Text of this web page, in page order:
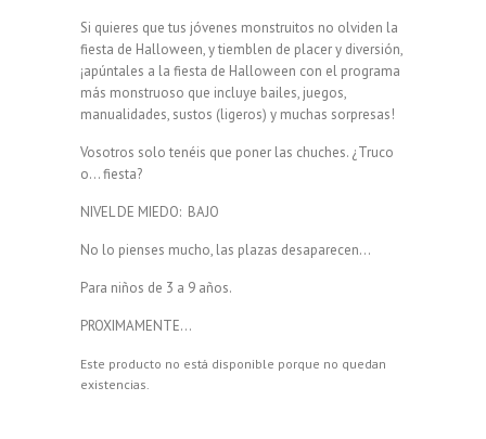
Si quieres que tus jóvenes monstruitos no olviden la
fiesta de Halloween, y tiemblen de placer y diversión,
¡apúntales a la fiesta de Halloween con el programa
más monstruoso que incluye bailes, juegos,
manualidades, sustos (ligeros) y muchas sorpresas!
Vosotros solo tenéis que poner las chuches. ¿Truco
o… fiesta?
NIVEL DE MIEDO: BAJO
No lo pienses mucho, las plazas desaparecen…
Para niños de 3 a 9 años.
PROXIMAMENTE…
Este producto no está disponible porque no quedan
existencias.